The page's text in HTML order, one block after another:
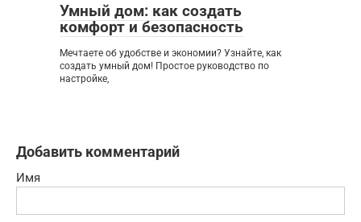
Умный дом: как создать
комфорт и безопасность
Мечтаете об удобстве и экономии? Узнайте, как
создать умный дом! Простое руководство по
настройке,
Добавить комментарий
Имя